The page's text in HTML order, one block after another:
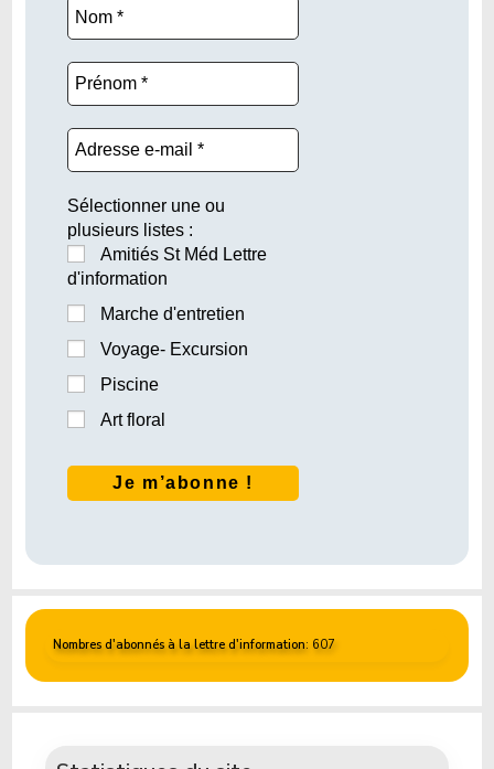
Sélectionner une ou
plusieurs listes :
Amitiés St Méd Lettre
d'information
Marche d'entretien
Voyage- Excursion
Piscine
Art floral
Nombres d'abonnés à la lettre d'information: 607